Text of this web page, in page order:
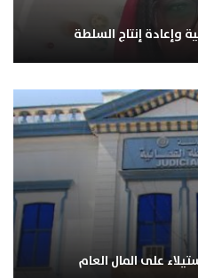
وإعادة إنتاج السلطة
على المال العام